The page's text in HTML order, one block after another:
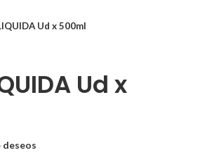
Ud x 500ml
Ud x